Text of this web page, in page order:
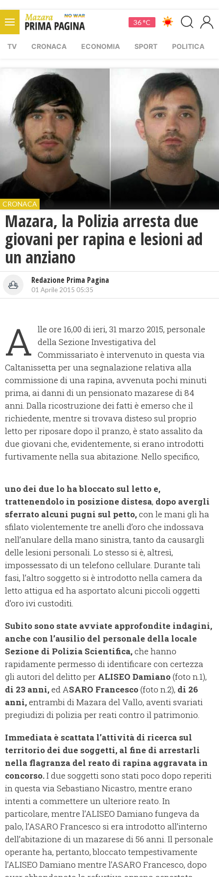
36 °C
TV CRONACA ECONOMIA SPORT POLITICA
CRONACA
Mazara, la Polizia arresta due
giovani per rapina e lesioni ad
un anziano
Redazione Prima Pagina
01 Aprile 2015 05:35
A lle ore 16,00 di ieri, 31 marzo 2015, personale
della Sezione Investigativa del
Commissariato è intervenuto in questa via
Caltanissetta per una segnalazione relativa alla
commissione di una rapina, avvenuta pochi minuti
prima, ai danni di un pensionato mazarese di 84
anni. Dalla ricostruzione dei fatti è emerso che il
richiedente, mentre si trovava disteso sul proprio
letto per riposare dopo il pranzo, è stato assalito da
due giovani che, evidentemente, si erano introdotti
furtivamente nella sua abitazione. Nello specifico,
uno dei due lo ha bloccato sul letto e,
trattenendolo in posizione distesa, dopo avergli
sferrato alcuni pugni sul petto,con le mani gli ha
sfilato violentemente tre anelli d’oro che indossava
nell’anulare della mano sinistra, tanto da causargli
delle lesioni personali. Lo stesso si è, altresì,
impossessato di un telefono cellulare. Durante tali
fasi, l’altro soggetto si è introdotto nella camera da
letto attigua ed ha asportato alcuni piccoli oggetti
d’oro ivi custoditi.
Subito sono state avviate approfondite indagini,
anche con l’ausilio del personale della locale
Sezione di Polizia Scientifica,che hanno
rapidamente permesso di identificare con certezza
gli autori del delitto per ALISEO Damiano(foto n.1),
di 23 anni,ed ASARO Francesco(foto n.2), di 26
anni,entrambi di Mazara del Vallo, aventi svariati
pregiudizi di polizia per reati contro il patrimonio.
Immediata è scattata l’attività di ricerca sul
territorio dei due soggetti, al fine di arrestarli
nella flagranza del reato di rapina aggravata in
concorso.I due soggetti sono stati poco dopo reperiti
in questa via Sebastiano Nicastro, mentre erano
intenti a commettere un ulteriore reato. In
particolare, mentre l’ALISEO Damiano fungeva da
palo, l’ASARO Francesco si era introdotto all’interno
dell’abitazione di un mazarese di 56 anni. Il personale
operante ha, pertanto, bloccato tempestivamente
l’ALISEO Damiano mentre l’ASARO Francesco, dopo